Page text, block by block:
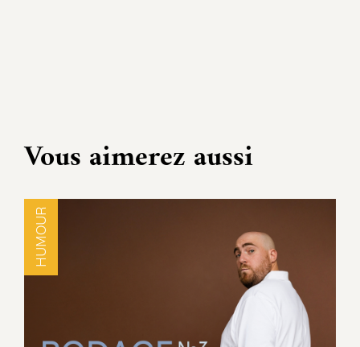
Vous aimerez aussi
HUMOUR